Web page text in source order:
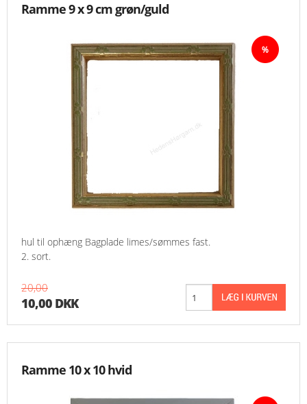
Ramme 9 x 9 cm grøn/guld
hul til ophæng Bagplade limes/sømmes fast.
2. sort.
20,00
10,00 DKK
Ramme 10 x 10 hvid